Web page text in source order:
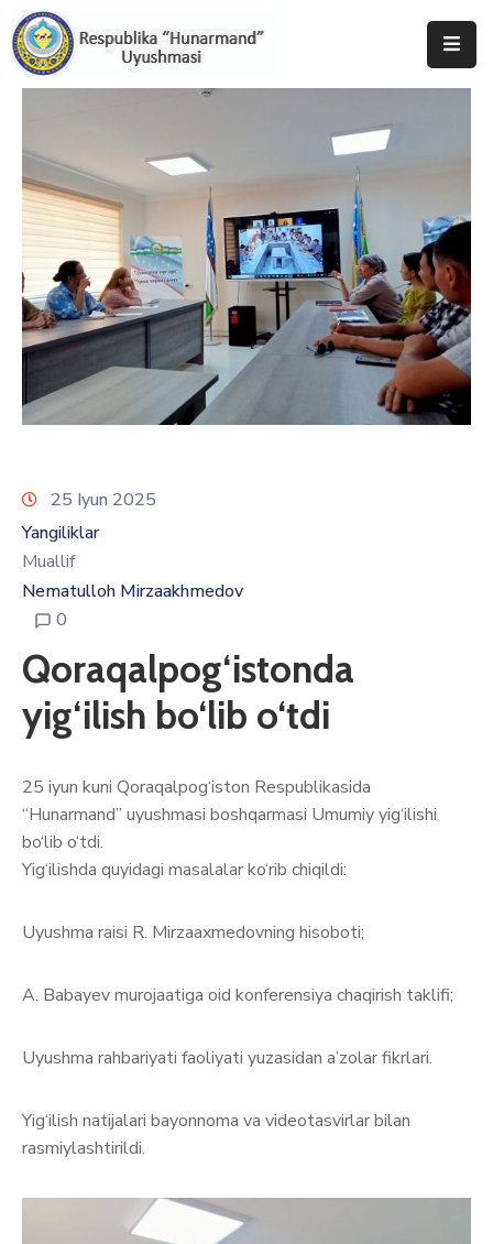
Uyushma
Haqida
Tadbirlar
Milliy
Katalog
Matbuot
Xizmati
25 Iyun 2025
Yangiliklar
Muallif
Nematulloh Mirzaakhmedov
0
Qoraqalpog‘istonda
yig‘ilish bo‘lib o‘tdi
25 iyun kuni Qoraqalpog‘iston Respublikasida
“Hunarmand” uyushmasi boshqarmasi Umumiy yig‘ilishi
bo‘lib o‘tdi.
Yig‘ilishda quyidagi masalalar ko‘rib chiqildi:
Uyushma raisi R. Mirzaaxmedovning hisoboti;
A. Babayev murojaatiga oid konferensiya chaqirish taklifi;
Uyushma rahbariyati faoliyati yuzasidan a’zolar fikrlari.
Yig‘ilish natijalari bayonnoma va videotasvirlar bilan
rasmiylashtirildi.